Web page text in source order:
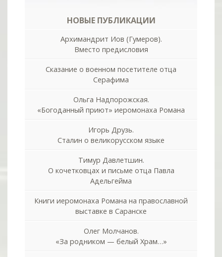
НОВЫЕ ПУБЛИКАЦИИ
Архимандрит Иов (Гумеров).
Вместо предисловия
Сказание о военном посетителе отца
Серафима
Ольга Надпорожская.
«Богоданный приют» иеромонаха Романа
Игорь Друзь.
Сталин о великорусском языке
Тимур Давлетшин.
О кочетковцах и письме отца Павла
Адельгейма
Книги иеромонаха Романа на православной
выставке в Саранске
Олег Молчанов.
«За родником — белый Храм…»